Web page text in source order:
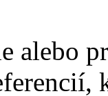
alebo